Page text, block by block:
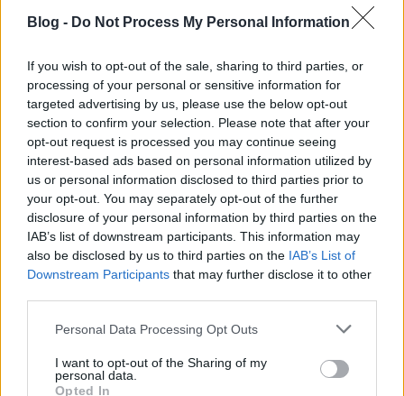
Blog - Do Not Process My Personal Information
If you wish to opt-out of the sale, sharing to third parties, or
processing of your personal or sensitive information for
targeted advertising by us, please use the below opt-out
section to confirm your selection. Please note that after your
opt-out request is processed you may continue seeing
interest-based ads based on personal information utilized by
us or personal information disclosed to third parties prior to
your opt-out. You may separately opt-out of the further
disclosure of your personal information by third parties on the
IAB’s list of downstream participants. This information may
also be disclosed by us to third parties on the IAB’s List of
Downstream Participants that may further disclose it to other
Please note that this website/app uses one or more Google
not limited to your visit or usage behaviour. You may click to
grant or deny consent to Google and its third-party tags to
Personal Data Processing Opt Outs
I want to opt-out of the Sharing of my
personal data.
Opted In
kérdések…
Az idő vasfoga...
építészke •2018. február 17.